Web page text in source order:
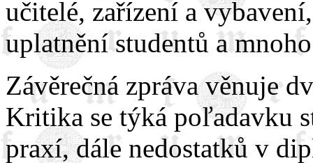
učitelé, zařízení a
uplatnění studentů a
Závěrečná zpráva věnuje
Kritika se týká poľadavku
praxí, dále nedostatků v